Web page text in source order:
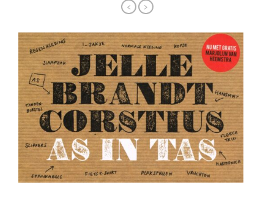
< >